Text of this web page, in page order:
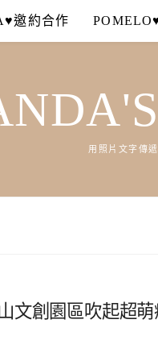
邀約合作
用照片文字傳
文創園區吹起超